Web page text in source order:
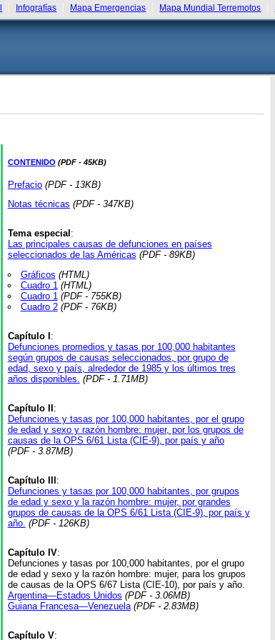
Infografías Mapa Emergencias Mapa Mundial Terremotos
CONTENIDO (PDF - 45KB)
Prefacio (PDF - 13KB)
Notas técnicas (PDF - 347KB)
Tema especial :
Las principales causas de defunciones en países
seleccionados de las Américas (PDF - 89KB)
Gráficos (HTML)
Cuadro 1 (HTML)
Cuadro 1 (PDF - 755KB)
Cuadro 2 (PDF - 76KB)
Capítulo I :
Defunciones promedios y tasas por 100,000 habitantes
según grupos de causas seleccionados, por grupo de
edad, sexo y país, alrededor de 1985 y los últimos tres
años disponibles. (PDF - 1.71MB)
Capítulo II :
Defunciones y tasas por 100,000 habitantes, por el grupo
de edad y sexo y razón hombre: mujer, por los grupos de
causas de la OPS 6/61 Lista (CIE-9), por país y año
(PDF - 3.87MB)
Capítulo III :
Defunciones y tasas por 100,000 habitantes, por grupos
de edad y sexo y la razón hombre: mujer, por grandes
grupos de causas de la OPS 6/61 Lista (CIE-9), por país y
año. (PDF - 126KB)
Capítulo IV:
Defunciones y tasas por 100,000 habitantes, por el grupo
de edad y sexo y la razón hombre: mujer, para los grupos
de causas de la OPS 6/67 Lista (CIE-10), por país y año.
Argentina—Estados Unidos (PDF - 3.06MB)
Guiana Francesa—Venezuela (PDF - 2.83MB)
Capítulo V: